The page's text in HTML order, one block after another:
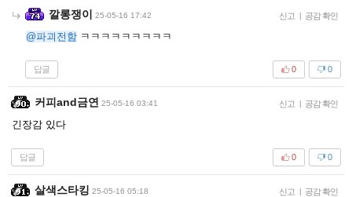
깔롱쟁이 25-05-16 17:42 신고 | 공감 확인
@파괴전함 ㅋㅋㅋㅋㅋㅋㅋㅋㅋ
답글 0
0
커피and금연 25-05-16 03:41 신고 | 공감 확인
긴장감 있다
답글 0
0
살색스타킹 25-05-16 05:18 신고 | 공감 확인